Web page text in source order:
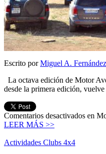
Escrito porMiguel A. Fernández
La octava edición de Motor
desde la primera edición,
Comentarios desactivados en
LEER MÁS >>
Actividades Clubs 4x4